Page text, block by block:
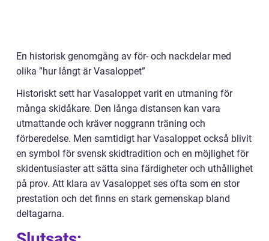
En historisk genomgång av för- och nackdelar med
olika ”hur långt är Vasaloppet”
Historiskt sett har Vasaloppet varit en utmaning för
många skidåkare. Den långa distansen kan vara
utmattande och kräver noggrann träning och
förberedelse. Men samtidigt har Vasaloppet också blivit
en symbol för svensk skidtradition och en möjlighet för
skidentusiaster att sätta sina färdigheter och uthållighet
på prov. Att klara av Vasaloppet ses ofta som en stor
prestation och det finns en stark gemenskap bland
deltagarna.